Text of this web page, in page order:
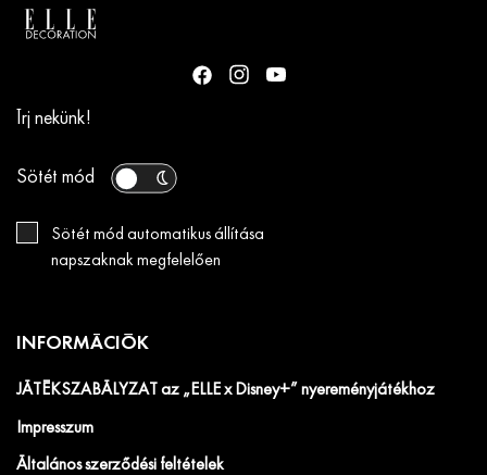
Írj nekünk!
Sötét mód
Sötét mód automatikus állítása
napszaknak megfelelően
INFORMÁCIÓK
JÁTÉKSZABÁLYZAT az „ELLE x Disney+” nyereményjátékhoz
Impresszum
Általános szerződési feltételek